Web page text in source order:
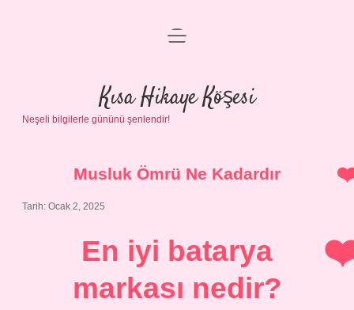
Anasayfa
Gizlilik Politikası
Yasal Uyarı
menüyü
Kısa Hikaye Köşesi
Neşeli bilgilerle gününü şenlendir!
Musluk Ömrü Ne Kadardır
Tarih: Ocak 2, 2025
En iyi batarya
markası nedir?